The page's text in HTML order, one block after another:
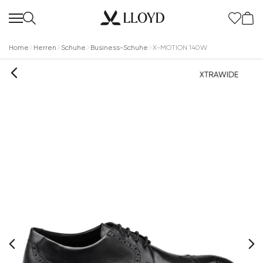
Home Herren Schuhe Business-Schuhe X-MOTION 140W